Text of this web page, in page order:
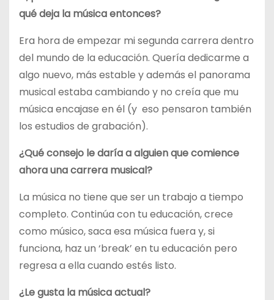
qué deja la música entonces?
Era hora de empezar mi segunda carrera dentro
del mundo de la educación. Quería dedicarme a
algo nuevo, más estable y además el panorama
musical estaba cambiando y no creía que mu
música encajase en él (y eso pensaron también
los estudios de grabación).
¿Qué consejo le daría a alguien que comience
ahora una carrera musical?
La música no tiene que ser un trabajo a tiempo
completo. Continúa con tu educación, crece
como músico, saca esa música fuera y, si
funciona, haz un ‘break’ en tu educación pero
regresa a ella cuando estés listo.
¿Le gusta la música actual?